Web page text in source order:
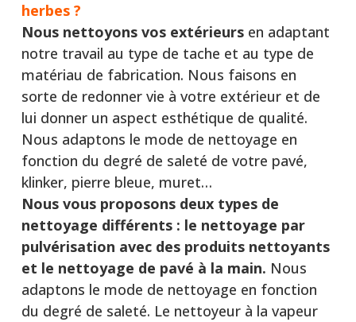
herbes ?
Nous nettoyons vos extérieursen adaptant
notre travail au type de tache et au type de
matériau de fabrication. Nous faisons en
sorte de redonner vie à votre extérieur et de
lui donner un aspect esthétique de qualité.
Nous adaptons le mode de nettoyage en
fonction du degré de saleté de votre pavé,
klinker, pierre bleue, muret…
Nous vous proposons deux types de
nettoyage différents : le nettoyage par
pulvérisation avec des produits nettoyants
et le nettoyage de pavé à la main. Nous
adaptons le mode de nettoyage en fonction
du degré de saleté. Le nettoyeur à la vapeur